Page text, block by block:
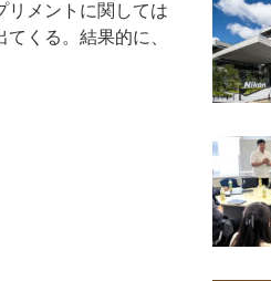
リメントに関しては
くる。結果的に、